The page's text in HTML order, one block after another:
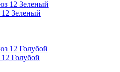
Зеленый
Голубой